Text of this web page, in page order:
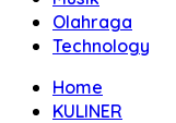
Olahraga
Technology
Home
KULINER